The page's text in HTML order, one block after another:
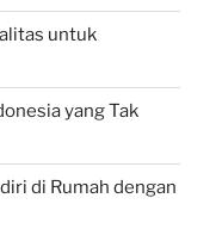
untuk
yang Tak
di Rumah dengan